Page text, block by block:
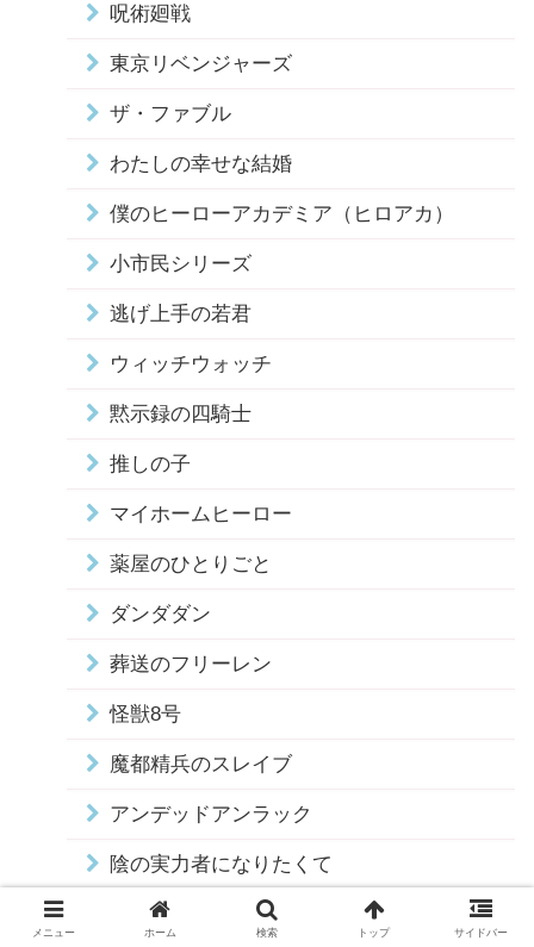
呪術廻戦
東京リベンジャーズ
ザ・ファブル
わたしの幸せな結婚
僕のヒーローアカデミア（ヒロアカ）
小市民シリーズ
逃げ上手の若君
ウィッチウォッチ
黙示録の四騎士
推しの子
マイホームヒーロー
薬屋のひとりごと
ダンダダン
葬送のフリーレン
怪獣8号
魔都精兵のスレイブ
アンデッドアンラック
陰の実力者になりたくて
青のオーケストラ
メニュー ホーム 検索 トップ サイドバー